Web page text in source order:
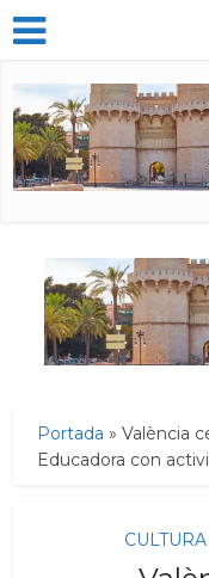
Portada »València
Educadora con